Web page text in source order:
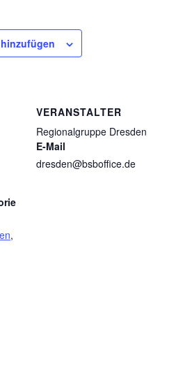
,
VERANSTALTER
Regionalgruppe Dresden
E-Mail
dresden@bsboffice.de